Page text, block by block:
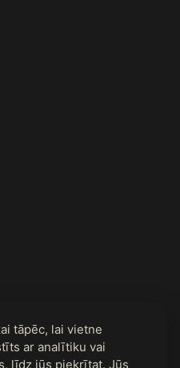
tāpēc, lai vietne
ar analītiku vai
līdz jūs piekrītat. Jūs